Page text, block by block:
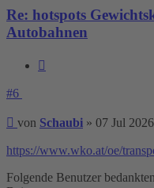
Re: hotspots
Autobahnen
#6
Beitrag
von Schaubi » 07 Jul
https://www.wko.at/oe/
Folgende Benutzer